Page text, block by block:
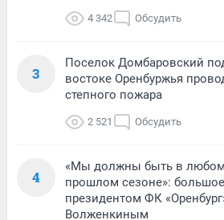
4 342 Обсудить
3
Поселок Домбаровский
востоке Оренбуржья
степного пожара
2 521 Обсудить
4
«Мы должны быть в
прошлом сезоне»:
президентом ФК
Волженкиным